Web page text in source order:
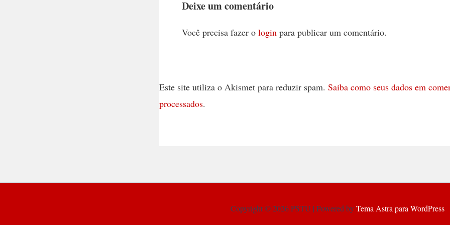
Deixe um comentário
Você precisa fazer o login para publicar um comentário.
Este site utiliza o Akismet para reduzir spam. Saiba como seus dados em
processados.
Copyright © 2026 PSTU | Powered byTema Astra para WordPress